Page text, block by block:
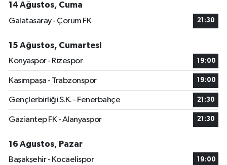
14 Ağustos, Cuma
Galatasaray - Çorum FK
21:30
15 Ağustos, Cumartesi
Konyaspor - Rizespor
19:00
Kasımpaşa - Trabzonspor 19:00
Gençlerbirliği S.K. - Fenerbahçe 21:30
Gaziantep FK - Alanyaspor 21:30
16 Ağustos, Pazar
Başakşehir - Kocaelispor
19:00